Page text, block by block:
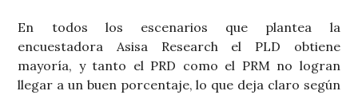
En todos los escenarios que plantea la
encuestadora Asisa Research el PLD obtiene
mayoría, y tanto el PRD como el PRM no logran
llegar a un buen porcentaje, lo que deja claro según